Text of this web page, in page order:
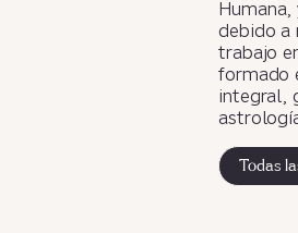
debido a
trabajo
formado
integral,
Todas